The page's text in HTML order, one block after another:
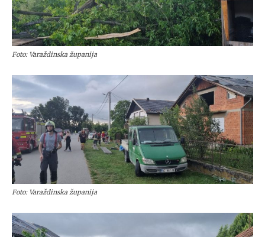
Foto: Varaždinska županija
Foto: Varaždinska županija